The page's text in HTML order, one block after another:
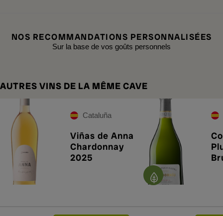
NOS RECOMMANDATIONS PERSONNALISÉES
Sur la base de vos goûts personnels
AUTRES VINS DE LA MÊME CAVE
Cataluña
Viñas de Anna
Chardonnay
2025